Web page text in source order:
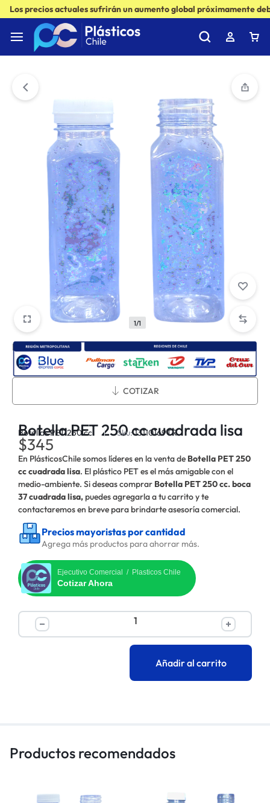
Los precios actuales sufrirán un aumento global próximamente
1/1
Métodos de envío:
COTIZAR
Botella PET 250 cc cuadrada lisa
Botellas PET 250 cc Sku:13110169TR
$345
En PlásticosChile somos líderes en la venta de Botella PET 250
cc cuadrada lisa. El plástico PET es el más amigable con el
medio-ambiente. Si deseas comprar Botella PET 250 cc. boca
37 cuadrada lisa,puedes agregarla a tu carrito y te
contactaremos en breve para brindarte asesoría comercial.
Precios mayoristas por cantidad
Agrega más productos para ahorrar más.
Ejecutivo Comercial / Plasticos Chile
Cotizar Ahora
Añadir al carrito
Productos recomendados